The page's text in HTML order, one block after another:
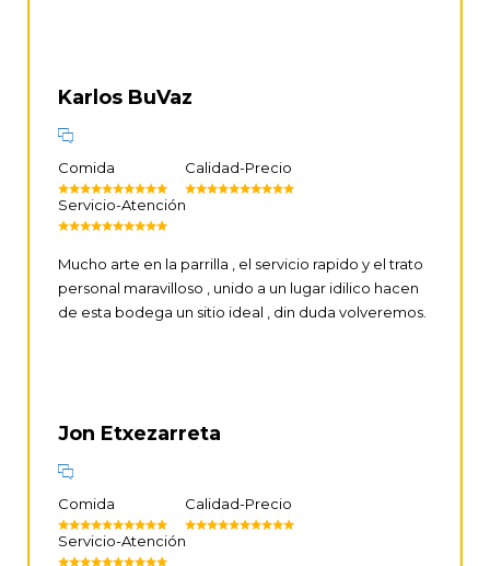
Karlos BuVaz
Comida Calidad-Precio
Servicio-Atención
Mucho arte en la parrilla , el servicio rapido y el trato
personal maravilloso , unido a un lugar idilico hacen
de esta bodega un sitio ideal , din duda volveremos.
Jon Etxezarreta
Comida Calidad-Precio
Servicio-Atención